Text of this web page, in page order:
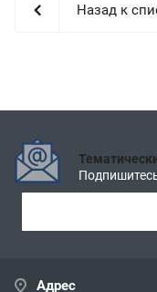
Назад к
Адрес